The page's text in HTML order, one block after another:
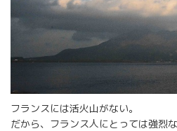
フランスには活火山がない。
だから、フランス人にとっては強烈